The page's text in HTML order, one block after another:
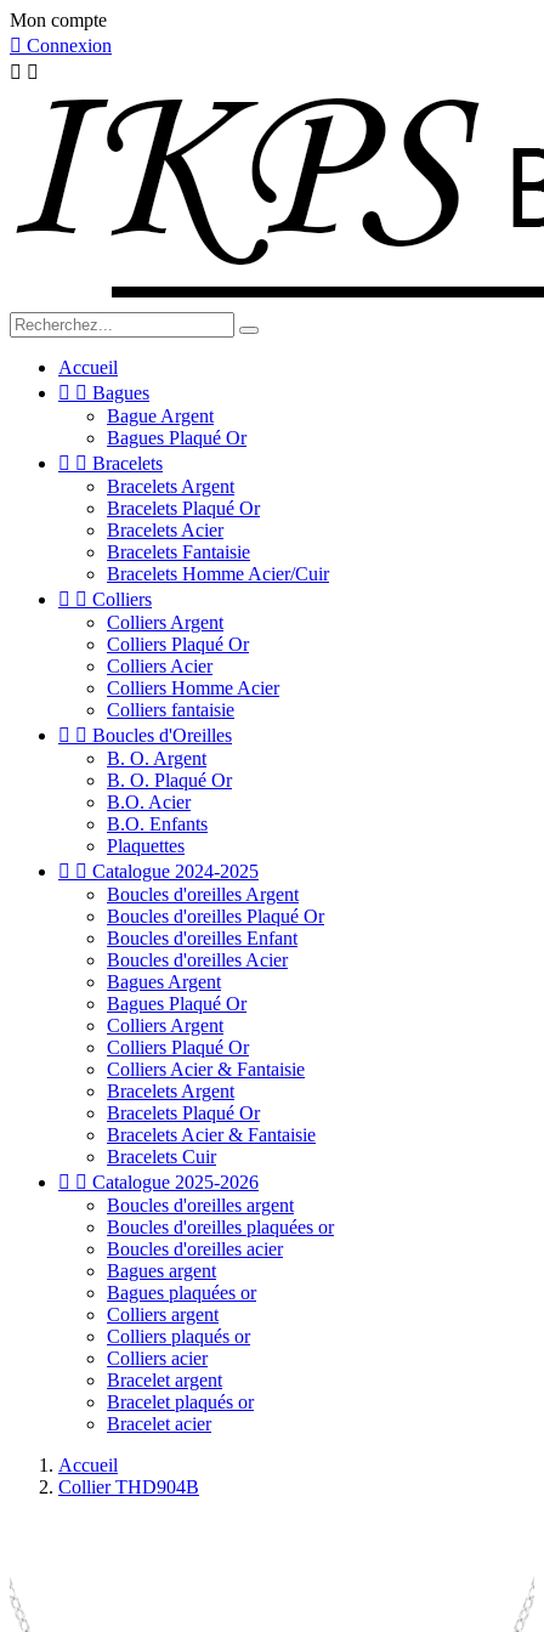
Mon compte
 Connexion
 
Accueil
  Bagues
Bague Argent
Bagues Plaqué Or
  Bracelets
Bracelets Argent
Bracelets Plaqué Or
Bracelets Acier
Bracelets Fantaisie
Bracelets Homme Acier/Cuir
  Colliers
Colliers Argent
Colliers Plaqué Or
Colliers Acier
Colliers Homme Acier
Colliers fantaisie
  Boucles d'Oreilles
B. O. Argent
B. O. Plaqué Or
B.O. Acier
B.O. Enfants
Plaquettes
  Catalogue 2024-2025
Boucles d'oreilles Argent
Boucles d'oreilles Plaqué Or
Boucles d'oreilles Enfant
Boucles d'oreilles Acier
Bagues Argent
Bagues Plaqué Or
Colliers Argent
Colliers Plaqué Or
Colliers Acier & Fantaisie
Bracelets Argent
Bracelets Plaqué Or
Bracelets Acier & Fantaisie
Bracelets Cuir
  Catalogue 2025-2026
Boucles d'oreilles argent
Boucles d'oreilles plaquées or
Boucles d'oreilles acier
Bagues argent
Bagues plaquées or
Colliers argent
Colliers plaqués or
Colliers acier
Bracelet argent
Bracelet plaqués or
Bracelet acier
Accueil
Collier THD904B